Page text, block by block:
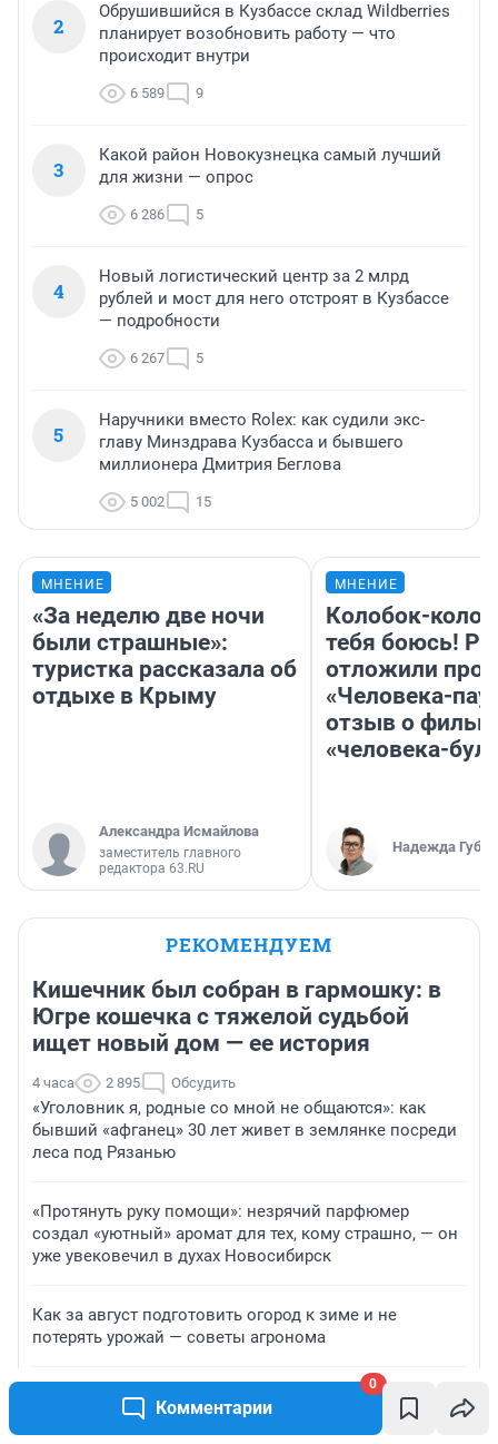
Комментарии
0
2
Обрушившийся в Кузбассе склад Wildberries
планирует возобновить работу — что
происходит внутри
6 589 9
3
Какой район Новокузнецка самый лучший
для жизни — опрос
6 286 5
4
Новый логистический центр за 2 млрд
рублей и мост для него отстроят в Кузбассе
— подробности
6 267 5
5
Наручники вместо Rolex: как судили экс-
главу Минздрава Кузбасса и бывшего
миллионера Дмитрия Беглова
5 002 15
МНЕНИЕ
«За неделю две ночи
были страшные»:
туристка рассказала об
отдыхе в Крыму
Александра Исмайлова
заместитель главного
редактора 63.RU
МНЕНИЕ
Колобок-
тебя боюсь!
отложили
«Человека-
отзыв о
«человека-
Надежда
РЕКОМЕНДУЕМ
Кишечник был собран в гармошку: в
Югре кошечка с тяжелой судьбой
ищет новый дом — ее история
4 часа 2 895 Обсудить
«Уголовник я, родные со мной не общаются»: как
бывший «афганец» 30 лет живет в землянке посреди
леса под Рязанью
«Протянуть руку помощи»: незрячий парфюмер
создал «уютный» аромат для тех, кому страшно, — он
уже увековечил в духах Новосибирск
Как за август подготовить огород к зиме и не
потерять урожай — советы агронома
Победили опухоль размером с яйцо и вытащили
младенца с того света. Пять историй врачей из